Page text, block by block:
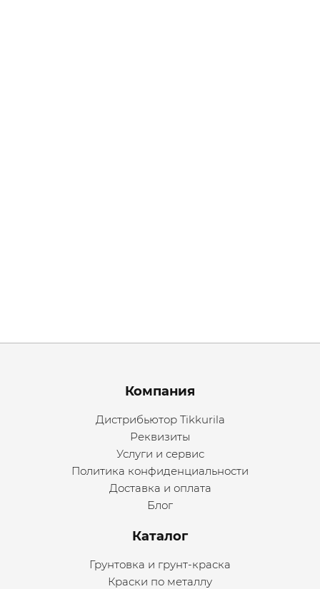
Menu footer
Компания
Дистрибьютор Tikkurila
Реквизиты
Услуги и сервис
Политика конфиденциальности
Доставка и оплата
Блог
Каталог
Грунтовка и грунт-краска
Краски по металлу